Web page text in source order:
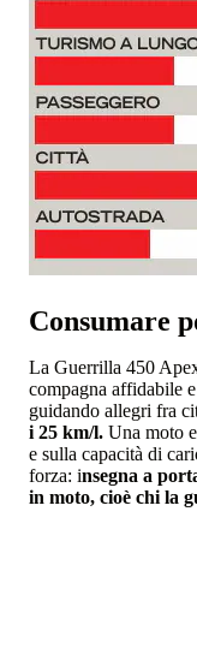
Consumare
La Guerrilla 450
compagna affidabile
guidando allegri fra
i 25 km/l. Una moto
e sulla capacità di
forza: insegna a
in moto, cioè chi la